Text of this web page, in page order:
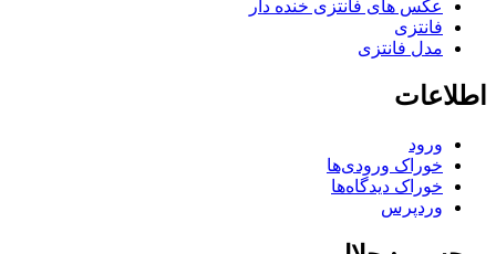
عکس های فانتزی خنده دار
فانتزی
مدل فانتزی
اطلاعات
ورود
خوراک ورودی‌ها
خوراک دیدگاه‌ها
وردپرس